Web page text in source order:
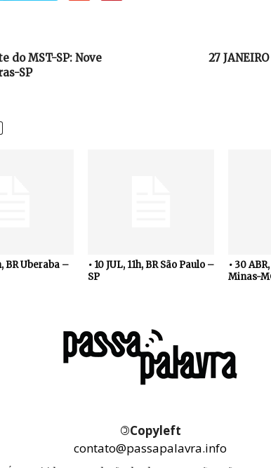
do MST-SP: Nove
SP
27
BR Uberaba –
• 10 JUL, 11h, BR São Paulo –
SP
• 30
Minas-
©Copyleft
contato@passapalavra.info